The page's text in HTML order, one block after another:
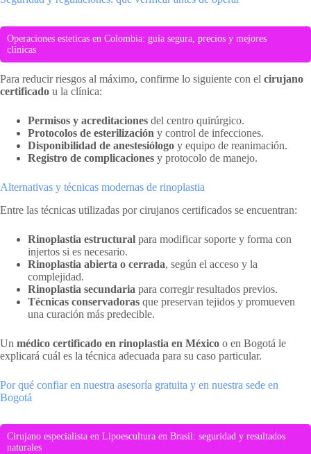
Operaciones esteticas en Colombia: guía segura, precios y mejores
clínicas
Para reducir riesgos al máximo, confirme lo siguiente con el cirujano
certificado u la clínica:
Permisos y acreditaciones del centro quirúrgico.
Protocolos de esterilización y control de infecciones.
Disponibilidad de anestesiólogo y equipo de reanimación.
Registro de complicaciones y protocolo de manejo.
Alternativas y técnicas modernas de rinoplastia
Entre las técnicas utilizadas por cirujanos certificados se encuentran:
Rinoplastia estructural para modificar soporte y forma con
injertos si es necesario.
Rinoplastia abierta o cerrada, según el acceso y la
complejidad.
Rinoplastia secundaria para corregir resultados previos.
Técnicas conservadoras que preservan tejidos y promueven
una curación más predecible.
Un médico certificado en rinoplastia en México o en Bogotá le
explicará cuál es la técnica adecuada para su caso particular.
Por qué confiar en nuestra asesoría gratuita y en nuestra sede en
Bogotá
Cirujano especialista en Lipoescultura en Brasil: seguridad y resultados
naturales